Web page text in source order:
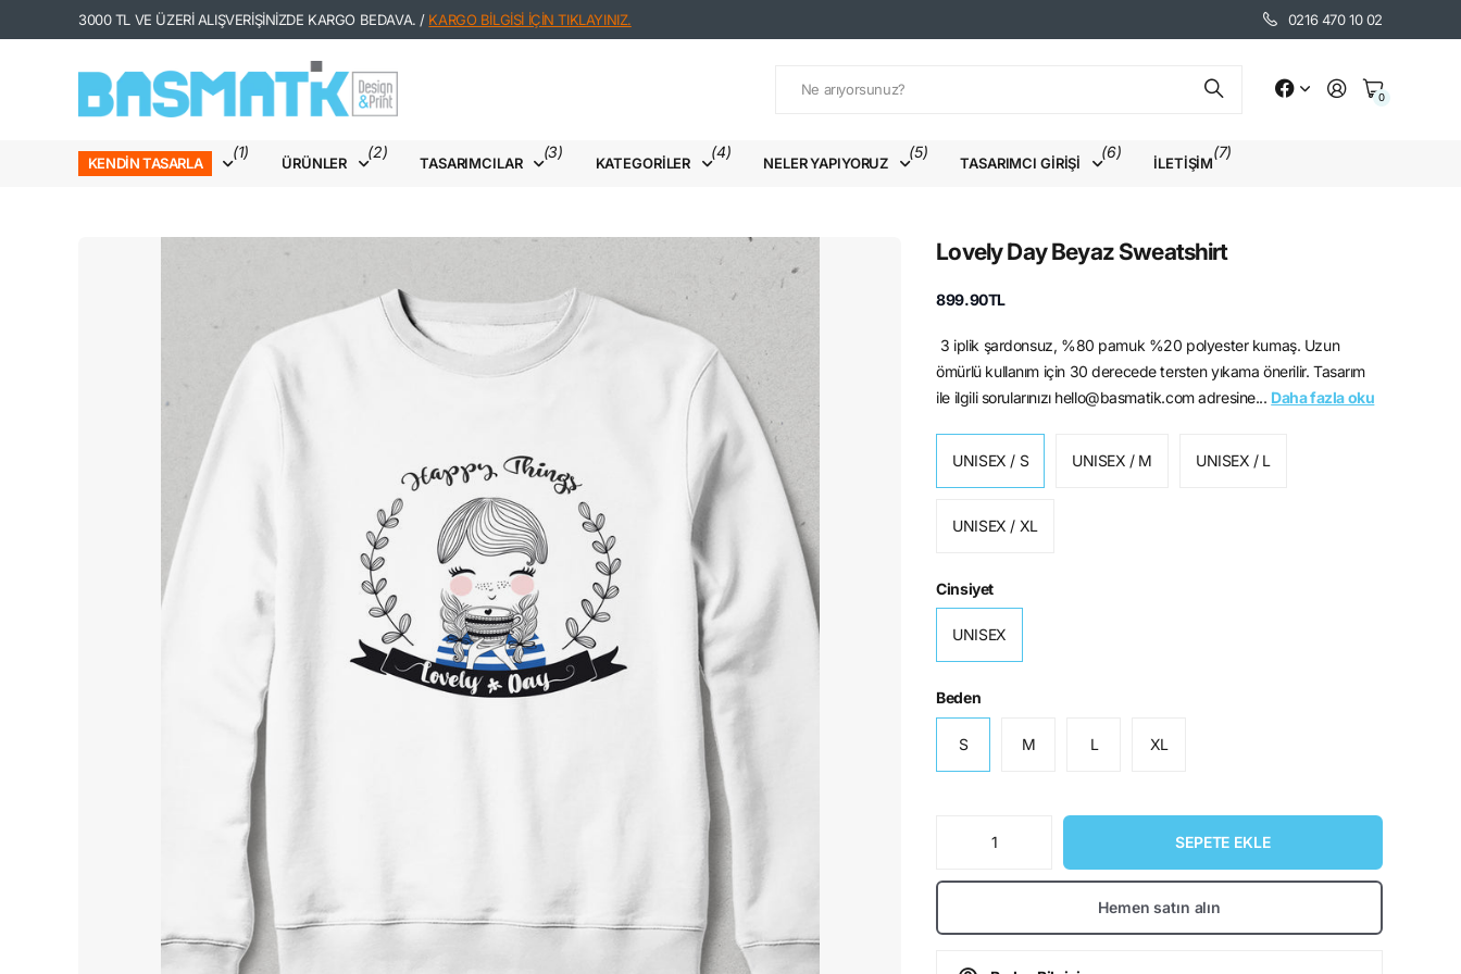
3000 TL VE ÜZERİ ALIŞVERİŞİNİZDE KARGO BEDAVA. / KARGO BİLGİSİ İÇİN TIKLAYINIZ. 0216 470 10 02
0
KENDIN TASARLA
(1)
ÜRÜNLER
(2)
TASARIMCILAR
(3)
KATEGORILER
(4)
NELER YAPIYORUZ
(5)
TASARIMCI GIRIŞI
(6)
İLETIŞIM
(7)
Lovely Day Beyaz Sweatshirt
899.90TL
3 iplik şardonsuz, %80 pamuk %20 polyester kumaş. Uzun
ömürlü kullanım için 30 derecede tersten yıkama önerilir. Tasarım
ile ilgili sorularınızı hello@basmatik.com adresine... Daha fazla oku
UNISEX / S UNISEX / M UNISEX / L
UNISEX / XL
Cinsiyet
UNISEX
Beden
S M L XL
SEPETE EKLE
Hemen satın alın